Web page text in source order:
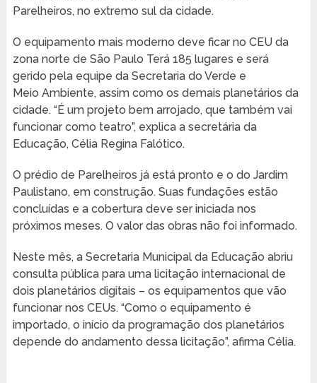
Parelheiros, no extremo sul da cidade.
O equipamento mais moderno deve ficar no CEU da
zona norte de São Paulo Terá 185 lugares e será
gerido pela equipe da Secretaria do Verde e
Meio Ambiente, assim como os demais planetários da
cidade. “É um projeto bem arrojado, que também vai
funcionar como teatro”, explica a secretária da
Educação, Célia Regina Falótico.
O prédio de Parelheiros já está pronto e o do Jardim
Paulistano, em construção. Suas fundações estão
concluídas e a cobertura deve ser iniciada nos
próximos meses. O valor das obras não foi informado.
Neste mês, a Secretaria Municipal da Educação abriu
consulta pública para uma licitação internacional de
dois planetários digitais – os equipamentos que vão
funcionar nos CEUs. “Como o equipamento é
importado, o início da programação dos planetários
depende do andamento dessa licitação”, afirma Célia.